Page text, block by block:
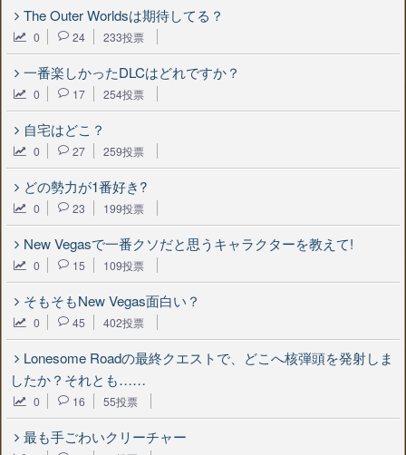
The Outer Worldsは期待してる？
0 24 233投票
一番楽しかったDLCはどれですか？
0 17 254投票
自宅はどこ？
0 27 259投票
どの勢力が1番好き?
0 23 199投票
New Vegasで一番クソだと思うキャラクターを教えて!
0 15 109投票
そもそもNew Vegas面白い？
0 45 402投票
Lonesome Roadの最終クエストで、どこへ核弾頭を発射しま
したか？それとも……
0 16 55投票
最も手ごわいクリーチャー